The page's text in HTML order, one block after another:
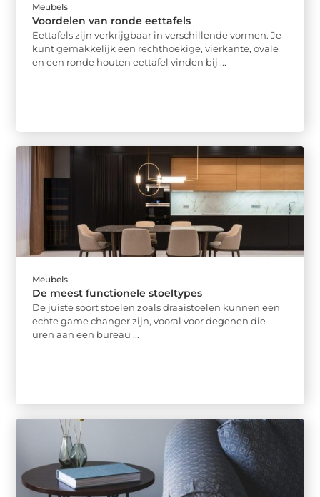
Meubels
Voordelen van ronde eettafels
Eettafels zijn verkrijgbaar in verschillende vormen. Je
kunt gemakkelijk een rechthoekige, vierkante, ovale
en een ronde houten eettafel vinden bij ...
Meubels
De meest functionele stoeltypes
De juiste soort stoelen zoals draaistoelen kunnen een
echte game changer zijn, vooral voor degenen die
uren aan een bureau ...